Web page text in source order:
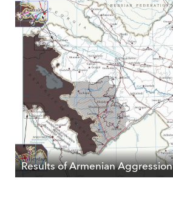
Results of Armenian Aggression